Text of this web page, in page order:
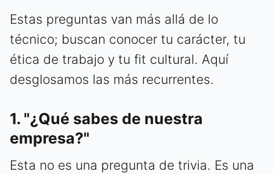
Estas preguntas van más allá de lo
técnico; buscan conocer tu carácter, tu
ética de trabajo y tu fit cultural. Aquí
desglosamos las más recurrentes.
1. "¿Qué sabes de nuestra
empresa?"
Esta no es una pregunta de trivia. Es una